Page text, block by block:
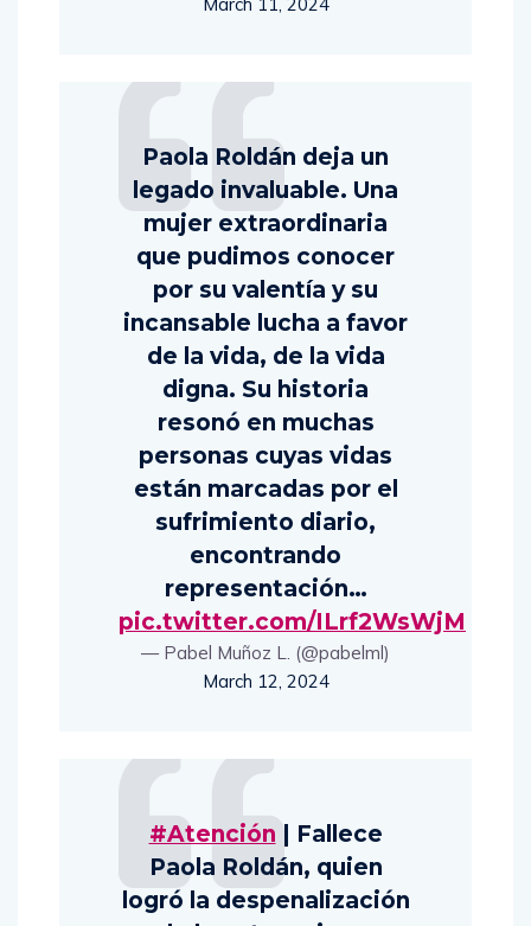
Paola Roldán deja un
legado invaluable. Una
mujer extraordinaria
que pudimos conocer
por su valentía y su
incansable lucha a favor
de la vida, de la vida
digna. Su historia
resonó en muchas
personas cuyas vidas
están marcadas por el
sufrimiento diario,
encontrando
representación…
pic.twitter.com/ILrf2WsWjM
— Pabel Muñoz L. (@pabelml)
March 12, 2024
#Atención | Fallece
Paola Roldán, quien
logró la despenalización